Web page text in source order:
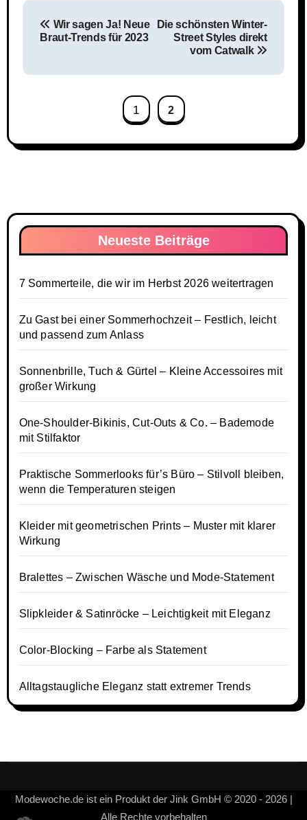
Beitragsnavigation
Wir sagen Ja! Neue
Braut-Trends für 2023
Die schönsten Winter-
Street Styles direkt
vom Catwalk
1 2
Neueste Beiträge
7 Sommerteile, die wir im Herbst 2026 weitertragen
Zu Gast bei einer Sommerhochzeit – Festlich, leicht
und passend zum Anlass
Sonnenbrille, Tuch & Gürtel – Kleine Accessoires mit
großer Wirkung
One-Shoulder-Bikinis, Cut-Outs & Co. – Bademode
mit Stilfaktor
Praktische Sommerlooks für’s Büro – Stilvoll bleiben,
wenn die Temperaturen steigen
Kleider mit geometrischen Prints – Muster mit klarer
Wirkung
Bralettes – Zwischen Wäsche und Mode-Statement
Slipkleider & Satinröcke – Leichtigkeit mit Eleganz
Color-Blocking – Farbe als Statement
Alltagstaugliche Eleganz statt extremer Trends
Modewoche.de ist ein Produkt der Jink GmbH © 2020 - 2026 |
Alle Rechte vorbehalten